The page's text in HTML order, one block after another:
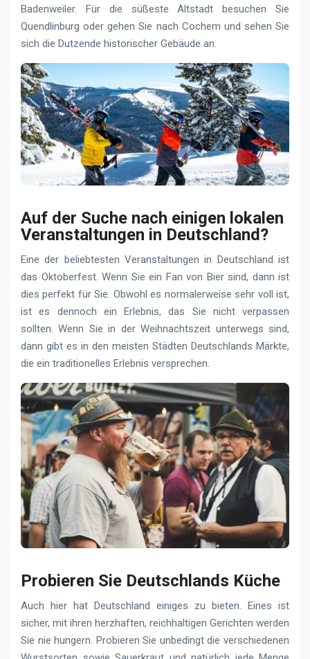
Badenweiler. Für die süßeste Altstadt besuchen Sie
Quendlinburg oder gehen Sie nach Cochem und sehen Sie
sich die Dutzende historischer Gebäude an.
Auf der Suche nach einigen lokalen
Veranstaltungen in Deutschland?
Eine der beliebtesten Veranstaltungen in Deutschland ist
das Oktoberfest. Wenn Sie ein Fan von Bier sind, dann ist
dies perfekt für Sie. Obwohl es normalerweise sehr voll ist,
ist es dennoch ein Erlebnis, das Sie nicht verpassen
sollten. Wenn Sie in der Weihnachtszeit unterwegs sind,
dann gibt es in den meisten Städten Deutschlands Märkte,
die ein traditionelles Erlebnis versprechen.
Probieren Sie Deutschlands Küche
Auch hier hat Deutschland einiges zu bieten. Eines ist
sicher, mit ihren herzhaften, reichhaltigen Gerichten werden
Sie nie hungern. Probieren Sie unbedingt die verschiedenen